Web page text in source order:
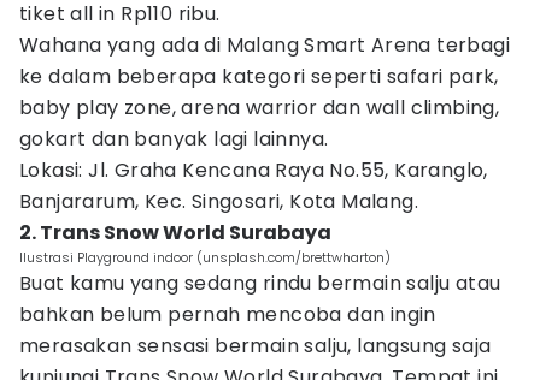
tiket all in Rp110 ribu.
Wahana yang ada di Malang Smart Arena terbagi
ke dalam beberapa kategori seperti safari park,
baby play zone, arena warrior dan wall climbing,
gokart dan banyak lagi lainnya.
Lokasi: Jl. Graha Kencana Raya No.55, Karanglo,
Banjararum, Kec. Singosari, Kota Malang.
2. Trans Snow World Surabaya
Ilustrasi Playground indoor (unsplash.com/brettwharton)
Buat kamu yang sedang rindu bermain salju atau
bahkan belum pernah mencoba dan ingin
merasakan sensasi bermain salju, langsung saja